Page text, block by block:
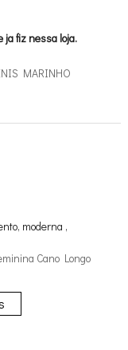
ja fiz nessa loja.
MARINHO
moderna ,
Cano Longo